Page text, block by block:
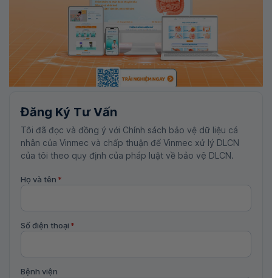
Đăng Ký Tư Vấn
Tôi đã đọc và đồng ý với Chính sách bảo vệ dữ liệu cá
nhân của Vinmec và chấp thuận để Vinmec xử lý DLCN
của tôi theo quy định của pháp luật về bảo vệ DLCN.
Họ và tên *
Số điện thoại *
Bệnh viện